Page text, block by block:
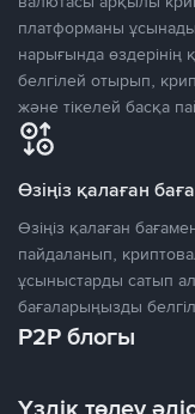
платформаны
нарығында өздерінің
белгілей отырып,
және тікелей басқа
Өзіңіз қалаған
Өзіңіз қалаған
пайдаланып,
ұсыныстарды сатып
бағаларыңызды
P2P блогы